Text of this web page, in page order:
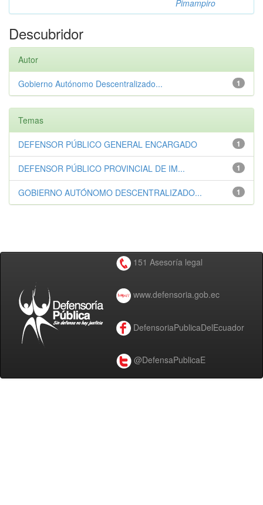
Pimampiro
Descubridor
Autor
1
Gobierno Autónomo Descentralizado...
Temas
1
DEFENSOR PÚBLICO GENERAL ENCARGADO
1
DEFENSOR PÚBLICO PROVINCIAL DE IM...
1
GOBIERNO AUTÓNOMO DESCENTRALIZADO...
151 Asesoría legal
www.defensoria.gob.ec
DefensoriaPublicaDelEcuador
@DefensaPublicaE